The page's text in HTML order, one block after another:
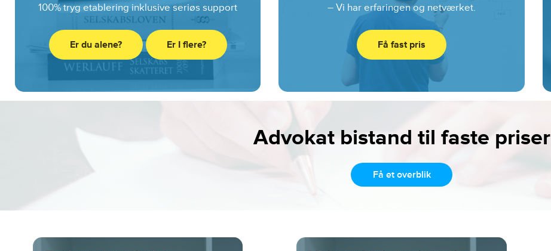
100% tryg etablering inklusive seriøs support
Er du alene? Er I flere?
– Vi har erfaringen og netværket.
Få fast pris
Advokat bistand til faste priser
Få et overblik